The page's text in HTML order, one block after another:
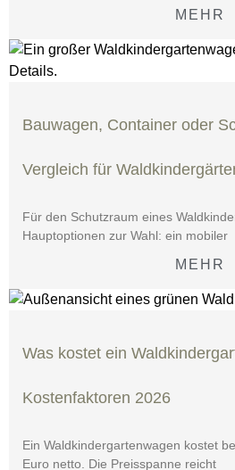
MEHR
Bauwagen, Container oder
Vergleich für
Für den Schutzraum eines
Hauptoptionen zur Wahl: ein mobiler
MEHR
Was kostet ein
Kostenfaktoren 2026
Ein Waldkindergartenwagen kostet
Euro netto. Die Preisspanne reicht